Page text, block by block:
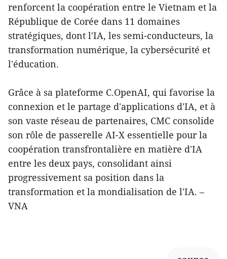
renforcent la coopération entre le Vietnam et la
République de Corée dans 11 domaines
stratégiques, dont l'IA, les semi-conducteurs, la
transformation numérique, la cybersécurité et
l'éducation.
Grâce à sa plateforme C.OpenAI, qui favorise la
connexion et le partage d'applications d'IA, et à
son vaste réseau de partenaires, CMC consolide
son rôle de passerelle AI-X essentielle pour la
coopération transfrontalière en matière d'IA
entre les deux pays, consolidant ainsi
progressivement sa position dans la
transformation et la mondialisation de l'IA. –
VNA